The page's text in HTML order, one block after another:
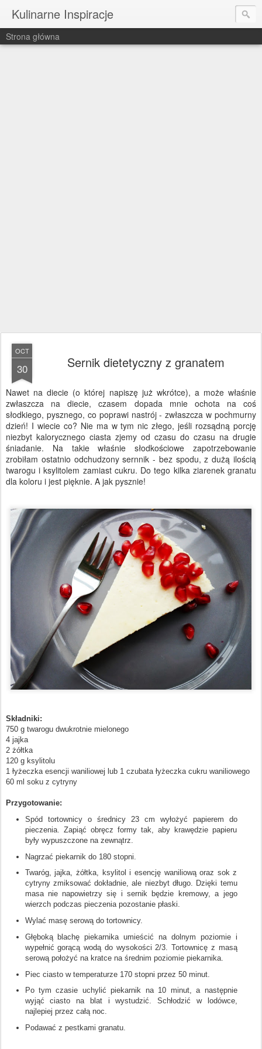
Kulinarne Inspiracje
Strona główna
OCT
30 Sernik dietetyczny z granatem
Nawet na diecie (o której napiszę już wkrótce), a może właśnie
zwłaszcza na diecie, czasem dopada mnie ochota na coś
słodkiego, pysznego, co poprawi nastrój - zwłaszcza w pochmurny
dzień! I wiecie co? Nie ma w tym nic złego, jeśli rozsądną porcję
niezbyt kalorycznego ciasta zjemy od czasu do czasu na drugie
śniadanie. Na takie właśnie słodkościowe zapotrzebowanie
zrobiłam ostatnio odchudzony sernnik - bez spodu, z dużą ilością
twarogu i ksylitolem zamiast cukru. Do tego kilka ziarenek granatu
dla koloru i jest pięknie. A jak pysznie!
Składniki:
750 g twarogu dwukrotnie mielonego
4 jajka
2 żółtka
120 g ksylitolu
1 łyżeczka esencji waniliowej lub 1 czubata łyżeczka cukru waniliowego
60 ml soku z cytryny
Przygotowanie:
Spód tortownicy o średnicy 23 cm wyłożyć papierem do
pieczenia. Zapiąć obręcz formy tak, aby krawędzie papieru
były wypuszczone na zewnątrz.
Nagrzać piekarnik do 180 stopni.
Twaróg, jajka, żółtka, ksylitol i esencję waniliową oraz sok z
cytryny zmiksować dokładnie, ale niezbyt długo. Dzięki temu
masa nie napowietrzy się i sernik będzie kremowy, a jego
wierzch podczas pieczenia pozostanie płaski.
Wylać masę serową do tortownicy.
Głęboką blachę piekarnika umieścić na dolnym poziomie i
wypełnić gorącą wodą do wysokości 2/3. Tortownicę z masą
serową położyć na kratce na średnim poziomie piekarnika.
Piec ciasto w temperaturze 170 stopni przez 50 minut.
Po tym czasie uchylić piekarnik na 10 minut, a następnie
wyjąć ciasto na blat i wystudzić. Schłodzić w lodówce,
najlepiej przez całą noc.
Podawać z pestkami granatu.